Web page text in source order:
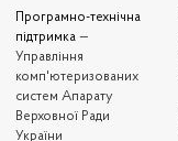
Програмно-технічна
підтримка —
Управління
комп'ютеризованих
систем Апарату
Верховної Ради
України